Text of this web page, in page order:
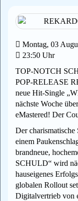
Montag, 03
23:50 Uhr
TOP-NOTCH
POP-RELEASE
neue Hit-Single
nächste Woche
eMastered! Der
Der
einem
brandneue,
SCHULD“ wird
hauseigenes
globalen Rollout
Digitalvertrieb von